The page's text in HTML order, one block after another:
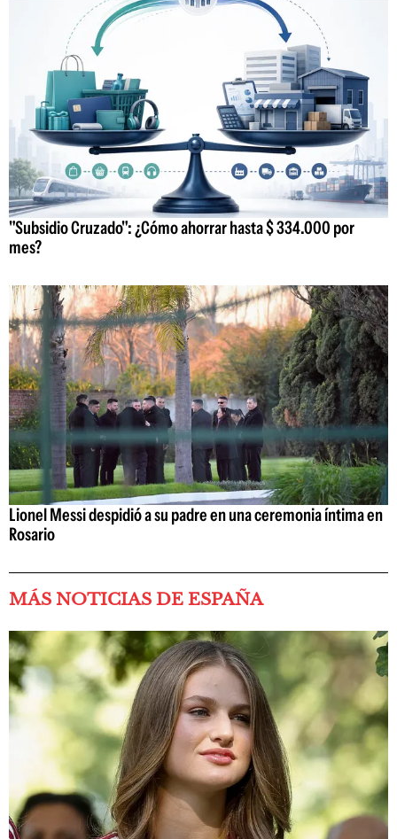
"Subsidio Cruzado": ¿Cómo ahorrar hasta $ 334.000 por
mes?
Lionel Messi despidió a su padre en una ceremonia íntima en
Rosario
MÁS NOTICIAS DE ESPAÑA